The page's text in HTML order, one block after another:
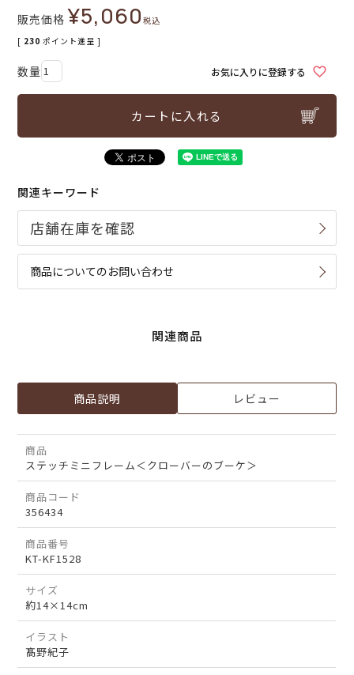
販売価格 ¥5,060税込
[ 230 ポイント進呈 ]
お気に入りに登録する
カートに入れる
関連キーワード
商品についてのお問い合わせ
関連商品
商品説明 レビュー
商品
ステッチミニフレーム＜クローバーのブーケ＞
商品コード
356434
商品番号
KT-KF1528
サイズ
約14×14cm
イラスト
髙野紀子